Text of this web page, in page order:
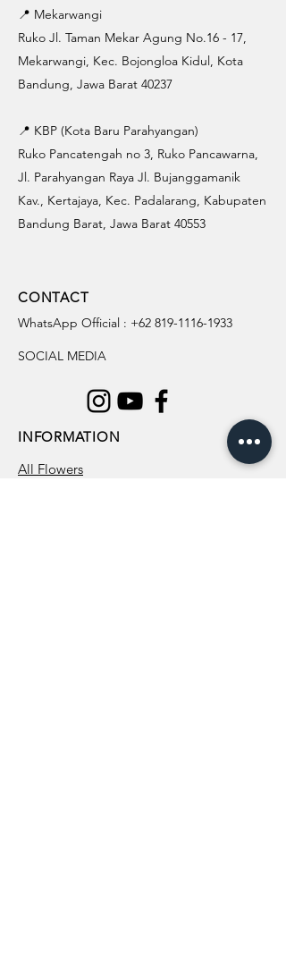
📍 Mekarwangi
Ruko Jl. Taman Mekar Agung No.16 - 17,
Mekarwangi, Kec. Bojongloa Kidul, Kota
Bandung, Jawa Barat 40237
📍 KBP (Kota Baru Parahyangan)
Ruko Pancatengah no 3, Ruko Pancawarna,
Jl. Parahyangan Raya Jl. Bujanggamanik
Kav., Kertajaya, Kec. Padalarang, Kabupaten
Bandung Barat, Jawa Barat 40553
CONTACT
WhatsApp Official : +62 819-1116-1933
SOCIAL MEDIA
INFORMATION
All Flowers